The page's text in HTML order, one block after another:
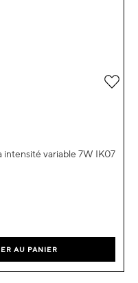
intensité variable 7W IK07
AU PANIER